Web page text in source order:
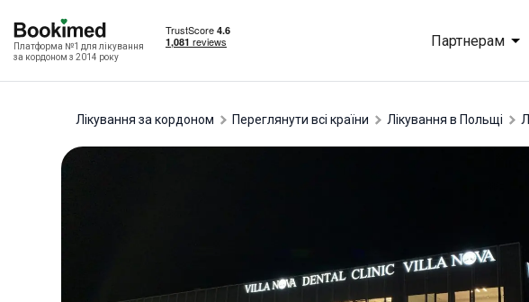
Платформа №1 для лікування
за кордоном з 2014 року
Партнерам
Лікування за кордоном Переглянути всі країни лікування в Польщі